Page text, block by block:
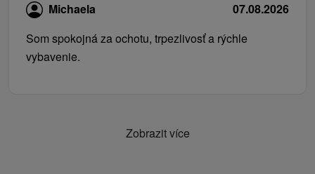
Michaela
07.08.2026
Som spokojná za ochotu, trpezlivosť a rýchle
vybavenie.
Zobrazit více